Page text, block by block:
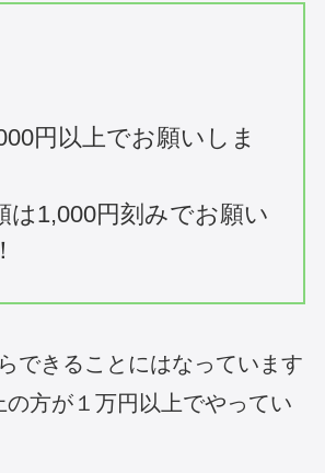
円以上でお願いしま
は1,000円刻みでお願い
できることにはなっています
の方が１万円以上でやってい